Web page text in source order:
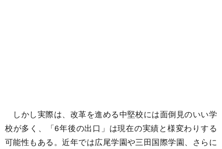
しかし実際は、改革を進める中堅校には面倒見のいい学
校が多く、「6年後の出口」は現在の実績と様変わりする
可能性もある。近年では広尾学園や三田国際学園、さらに